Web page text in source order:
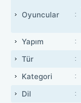
Oyuncular
Yapım
Tür
Kategori
Dil